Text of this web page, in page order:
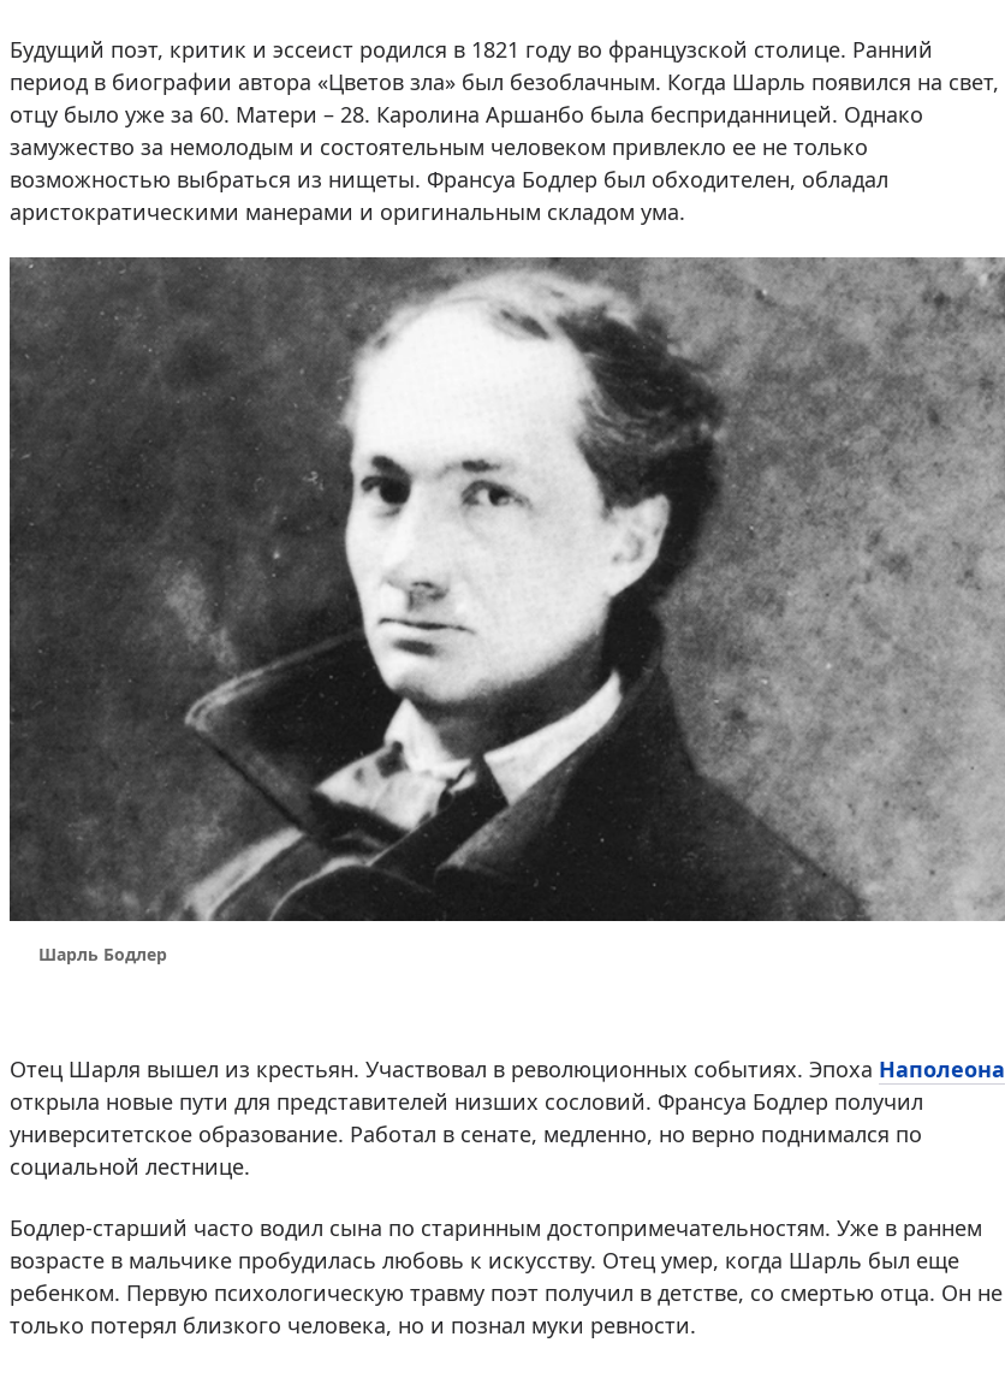
Будущий поэт, критик и эссеист родился в 1821 году во французской столице. Ранний
период в биографии автора «Цветов зла» был безоблачным. Когда Шарль появился на свет,
отцу было уже за 60. Матери – 28. Каролина Аршанбо была бесприданницей. Однако
замужество за немолодым и состоятельным человеком привлекло ее не только
возможностью выбраться из нищеты. Франсуа Бодлер был обходителен, обладал
аристократическими манерами и оригинальным складом ума.
Шарль Бодлер
Отец Шарля вышел из крестьян. Участвовал в революционных событиях. Эпоха Наполеона
открыла новые пути для представителей низших сословий. Франсуа Бодлер получил
университетское образование. Работал в сенате, медленно, но верно поднимался по
социальной лестнице.
Бодлер-старший часто водил сына по старинным достопримечательностям. Уже в раннем
возрасте в мальчике пробудилась любовь к искусству. Отец умер, когда Шарль был еще
ребенком. Первую психологическую травму поэт получил в детстве, со смертью отца. Он не
только потерял близкого человека, но и познал муки ревности.